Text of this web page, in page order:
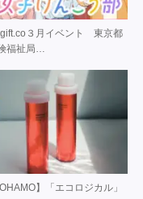
３月イベント 東京都
福祉局…
】「エコロジカル」